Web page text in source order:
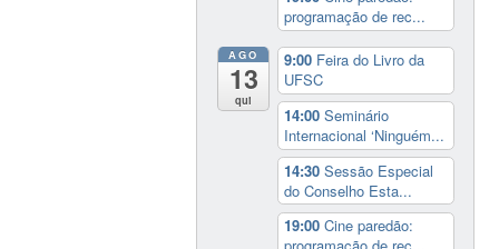
programação de rec...
AGO
13
qui
9:00 Feira do Livro da
UFSC
14:00Seminário
Internacional ‘Ninguém...
14:30Sessão Especial
do Conselho Esta...
19:00Cine paredão: